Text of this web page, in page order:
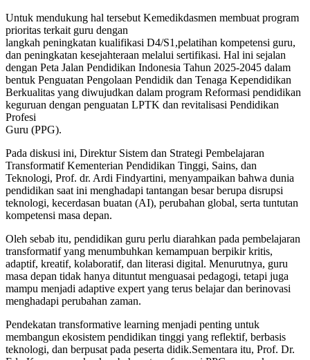
Untuk mendukung hal tersebut Kemedikdasmen membuat program
prioritas terkait guru dengan
langkah peningkatan kualifikasi D4/S1,pelatihan kompetensi guru,
dan peningkatan kesejahteraan melalui sertifikasi. Hal ini sejalan
dengan Peta Jalan Pendidikan Indonesia Tahun 2025-2045 dalam
bentuk Penguatan Pengolaan Pendidik dan Tenaga Kependidikan
Berkualitas yang diwujudkan dalam program Reformasi pendidikan
keguruan dengan penguatan LPTK dan revitalisasi Pendidikan
Profesi
Guru (PPG).
Pada diskusi ini, Direktur Sistem dan Strategi Pembelajaran
Transformatif Kementerian Pendidikan Tinggi, Sains, dan
Teknologi, Prof. dr. Ardi Findyartini, menyampaikan bahwa dunia
pendidikan saat ini menghadapi tantangan besar berupa disrupsi
teknologi, kecerdasan buatan (AI), perubahan global, serta tuntutan
kompetensi masa depan.
Oleh sebab itu, pendidikan guru perlu diarahkan pada pembelajaran
transformatif yang menumbuhkan kemampuan berpikir kritis,
adaptif, kreatif, kolaboratif, dan literasi digital. Menurutnya, guru
masa depan tidak hanya dituntut menguasai pedagogi, tetapi juga
mampu menjadi adaptive expert yang terus belajar dan berinovasi
menghadapi perubahan zaman.
Pendekatan transformative learning menjadi penting untuk
membangun ekosistem pendidikan tinggi yang reflektif, berbasis
teknologi, dan berpusat pada peserta didik.Sementara itu, Prof. Dr.